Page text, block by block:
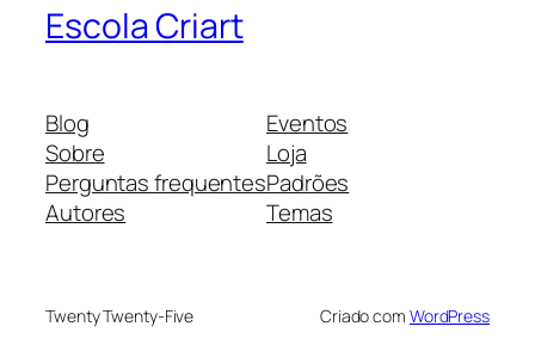
Escola Criart
Blog
Sobre
Perguntas frequentes
Autores
Eventos
Loja
Padrões
Temas
Twenty Twenty-Five Criado com WordPress